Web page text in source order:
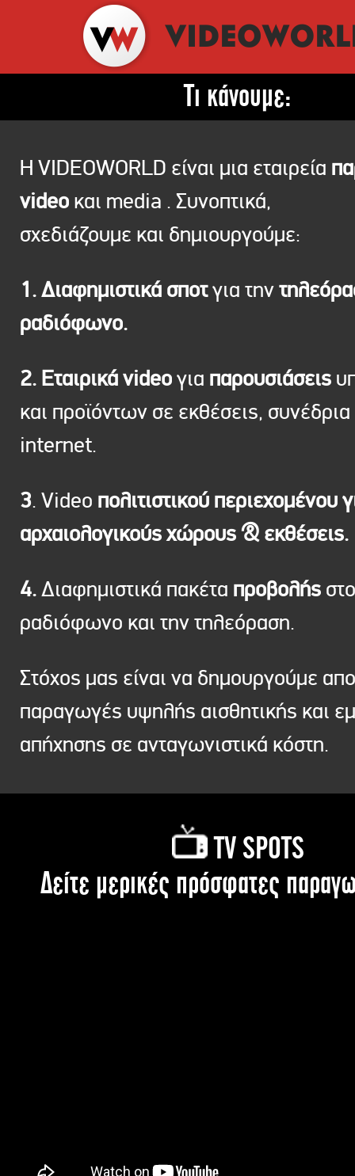
Τι κάνουμε:
Η VIDEOWORLD είναι μια εταιρεία
video και media . Συνοπτικά,
σχεδιάζουμε και δημιουργούμε:
1. Διαφημιστικά σποτγια την
ραδιόφωνο.
2. Εταιρικά videoγια παρουσιάσεις
και προϊόντων σε εκθέσεις, συνέδρια
internet.
3. Video πολιτιστικού περιεχομένου
αρχαιολογικούς χώρους & εκθέσεις.
4.Διαφημιστικά πακέτα προβολής στο
ραδιόφωνο και την τηλεόραση.
Στόχος μας είναι να δημουργούμε
παραγωγές υψηλής αισθητικής και
απήχησης σε ανταγωνιστικά κόστη.
TV SPOTS
Δείτε μερικές πρόσφατες